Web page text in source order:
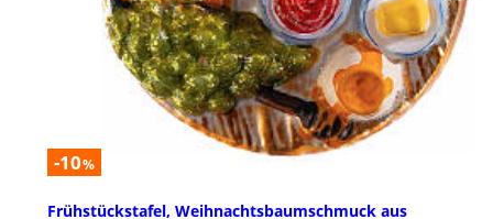
-10%
Frühstückstafel, Weihnachtsbaumschmuck aus